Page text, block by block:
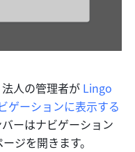
人の管理者が Lingo
ゲーションに表示する
ーはナビゲーション
ジを開きます。